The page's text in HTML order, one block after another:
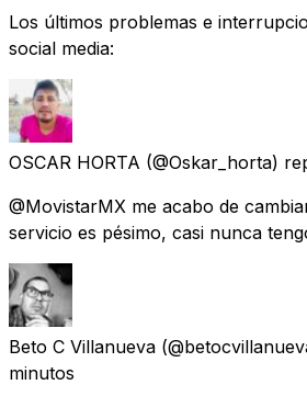
Los últimos problemas e
social media:
OSCAR HORTA (@Oskar_horta)
@MovistarMX me acabo de
servicio es pésimo, casi nunca
Beto C Villanueva
minutos